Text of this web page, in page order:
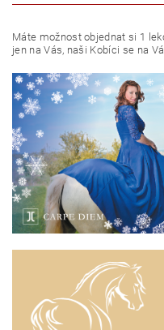
Máte možnost objednat si 1
jen na Vás, naši Kobíci se na